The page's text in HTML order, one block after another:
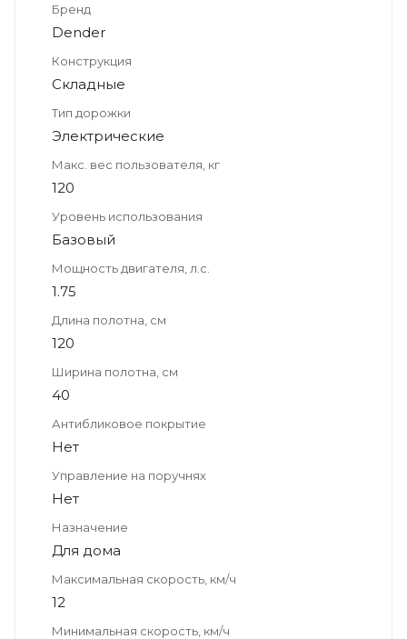
Бренд
Dender
Конструкция
Складные
Тип дорожки
Электрические
Макс. вес пользователя, кг
120
Уровень использования
Базовый
Мощность двигателя, л.с.
1.75
Длина полотна, см
120
Ширина полотна, см
40
Антибликовое покрытие
Нет
Управление на поручнях
Нет
Назначение
Для дома
Максимальная скорость, км/ч
12
Минимальная скорость, км/ч